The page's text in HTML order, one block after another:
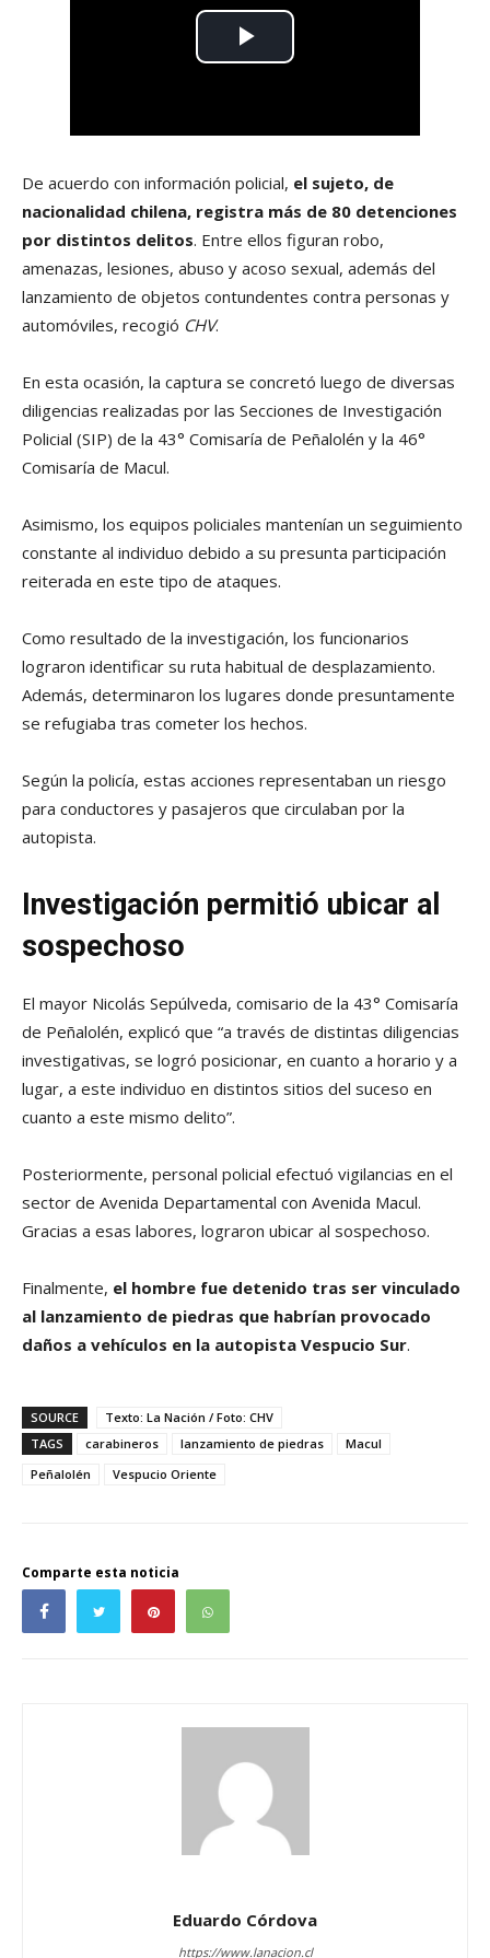
De acuerdo con información policial, el sujeto, de
nacionalidad chilena, registra más de 80 detenciones
por distintos delitos. Entre ellos figuran robo,
amenazas, lesiones, abuso y acoso sexual, además del
lanzamiento de objetos contundentes contra personas y
automóviles, recogió CHV.
En esta ocasión, la captura se concretó luego de diversas
diligencias realizadas por las Secciones de Investigación
Policial (SIP) de la 43° Comisaría de Peñalolén y la 46°
Comisaría de Macul.
Asimismo, los equipos policiales mantenían un seguimiento
constante al individuo debido a su presunta participación
reiterada en este tipo de ataques.
Como resultado de la investigación, los funcionarios
lograron identificar su ruta habitual de desplazamiento.
Además, determinaron los lugares donde presuntamente
se refugiaba tras cometer los hechos.
Según la policía, estas acciones representaban un riesgo
para conductores y pasajeros que circulaban por la
autopista.
Investigación permitió ubicar al
sospechoso
El mayor Nicolás Sepúlveda, comisario de la 43° Comisaría
de Peñalolén, explicó que “a través de distintas diligencias
investigativas, se logró posicionar, en cuanto a horario y a
lugar, a este individuo en distintos sitios del suceso en
cuanto a este mismo delito”.
Posteriormente, personal policial efectuó vigilancias en el
sector de Avenida Departamental con Avenida Macul.
Gracias a esas labores, lograron ubicar al sospechoso.
Finalmente, el hombre fue detenido tras ser vinculado
al lanzamiento de piedras que habrían provocado
daños a vehículos en la autopista Vespucio Sur.
SOURCE
Texto: La Nación / Foto: CHV
TAGS
carabineros lanzamiento de piedras
Macul
Peñalolén
Vespucio Oriente
Comparte esta noticia
Eduardo Córdova
https://www.lanacion.cl